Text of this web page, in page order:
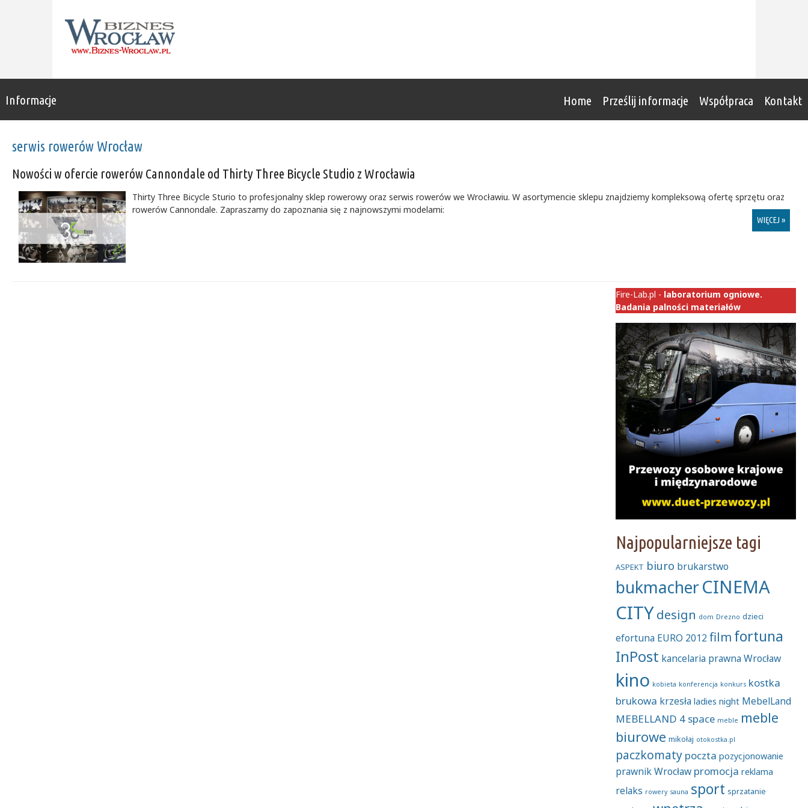
Informacje Home Prześlij informacje Współpraca Kontakt
serwis rowerów Wrocław
Nowości w ofercie rowerów Cannondale od Thirty Three Bicycle Studio z Wrocławia
Thirty Three Bicycle Sturio to profesjonalny sklep rowerowy oraz serwis rowerów we Wrocławiu. W asortymencie sklepu znajdziemy kompleksową ofertę sprzętu oraz
rowerów Cannondale. Zapraszamy do zapoznania się z najnowszymi modelami:
WIĘCEJ »
Fire-Lab.pl - laboratorium ogniowe.
Badania palności materiałów
Najpopularniejsze tagi
ASPEKT biuro brukarstwo
bukmacherCINEMA
CITYdesign dom Drezno dzieci
efortuna EURO 2012film fortuna
InPost kancelaria prawna Wrocław
kino kobieta konferencja konkurs kostka
brukowa krzesła ladies night MebelLand
MEBELLAND 4 space meble meble
biurowe mikołaj otokostka.pl
paczkomaty poczta pozycjonowanie
prawnik Wrocław promocja reklama
relaks rowery sauna sport sprzatanie